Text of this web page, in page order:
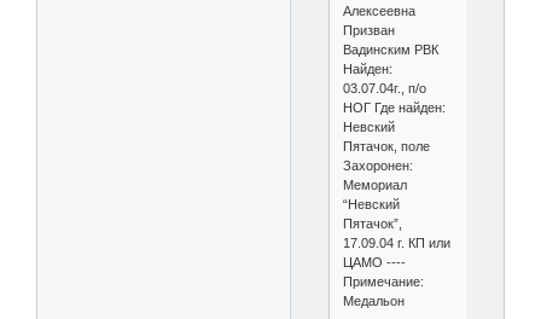
Алексеевна
Призван
Вадинским РВК
Найден:
03.07.04г., п/о
НОГ Где найден:
Невский
Пятачок, поле
Захоронен:
Мемориал
“Невский
Пятачок”,
17.09.04 г. КП или
ЦАМО ----
Примечание:
Медальон